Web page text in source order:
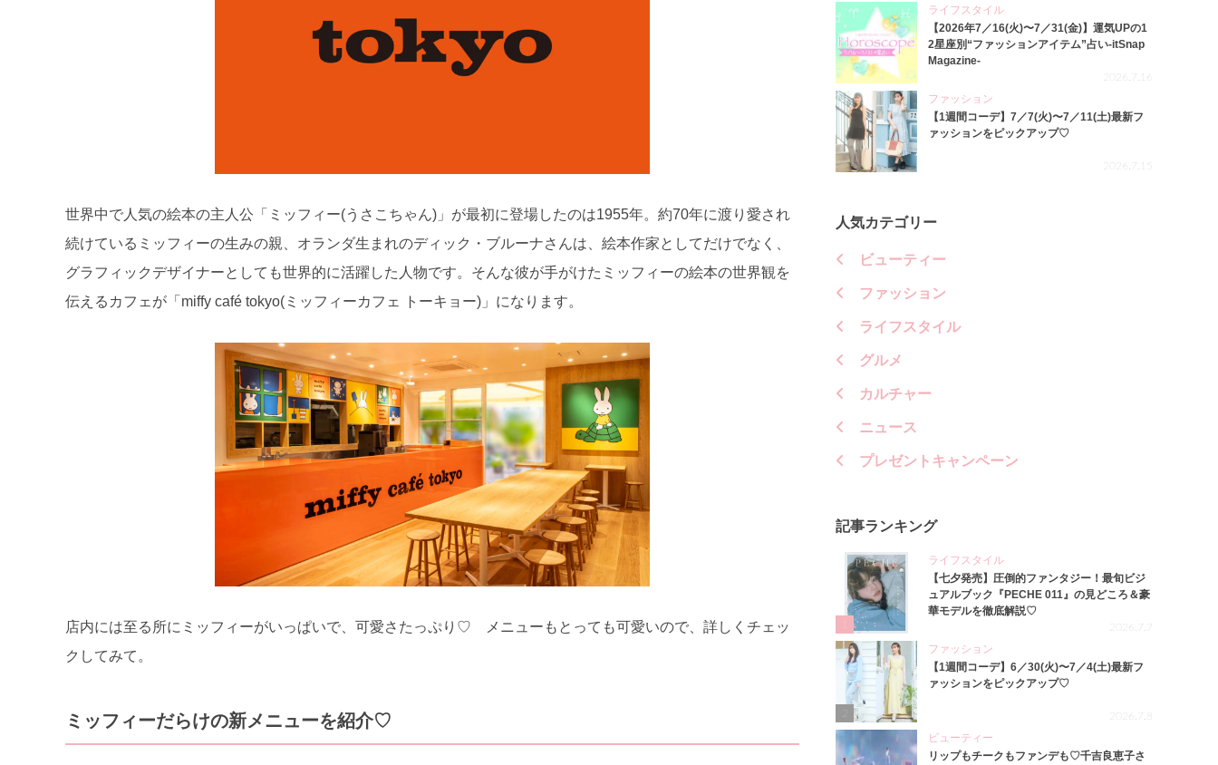
世界中で人気の絵本の主人公「ミッフィー(うさこちゃん)」が最初に登場したのは1955年。約70年に渡り愛され
続けているミッフィーの生みの親、オランダ生まれのディック・ブルーナさんは、絵本作家としてだけでなく、
グラフィックデザイナーとしても世界的に活躍した人物です。そんな彼が手がけたミッフィーの絵本の世界観を
伝えるカフェが「miffy café tokyo(ミッフィーカフェ トーキョー)」になります。
店内には至る所にミッフィーがいっぱいで、可愛さたっぷり♡ メニューもとっても可愛いので、詳しくチェッ
クしてみて。
ミッフィーだらけの新メニューを紹介♡
ライフスタイル
【2026年7／16(火)〜7／31(金)】運気UPの1
2星座別“ファッションアイテム”占い-itSnap
Magazine-
2026.7.16
ファッション
【1週間コーデ】7／7(火)〜7／11(土)最新フ
ァッションをピックアップ♡
2026.7.15
人気カテゴリー
ビューティー
ファッション
ライフスタイル
グルメ
カルチャー
ニュース
プレゼントキャンペーン
記事ランキング
ライフスタイル
【七夕発売】圧倒的ファンタジー！最旬ビジ
ュアルブック『PECHE 011』の見どころ＆豪
華モデルを徹底解説♡
2026.7.7
ファッション
【1週間コーデ】6／30(火)〜7／4(土)最新フ
ァッションをピックアップ♡
2026.7.8
ビューティー
リップもチークもファンデも♡千吉良恵子さ